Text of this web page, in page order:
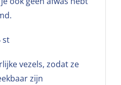
st
vezels, zodat ze
zijn